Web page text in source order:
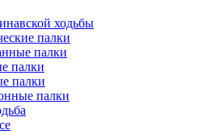
ходьбы
палки
палки
палки
палки
палки